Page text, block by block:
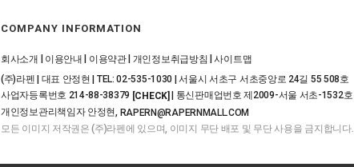
COMPANY INFORMATION
회사소개 | 이용안내 | 이용약관| 개인정보취급방침 |사이트맵
(주)라펜 | 대표 안정현 | TEL: 02-535-1030 | 서울시 서초구 서초중앙로 24길 55 508호
사업자등록번호 214-88-38379 [CHECK]
| 통신판매업번호 제2009-서울 서초-1532호
개인정보관리책임자 안정현, RAPERN@RAPERNMALL.COM
모든 이미지 저작권은 (주)라펜에 있으며, 이미지 무단 배포 및 무단 사용을 금지합니다.